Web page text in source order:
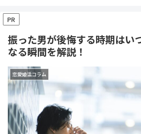
PR
振った男が後悔する時期はい
なる瞬間を解説！
恋愛婚活コラム